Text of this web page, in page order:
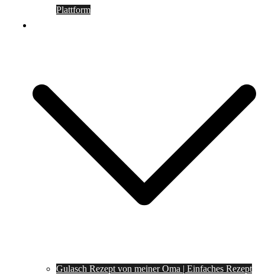
Plattform
Gulasch Rezept von meiner Oma | Einfaches Rezept